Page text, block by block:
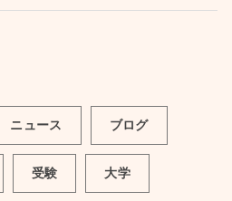
ニュース ブログ
受験 大学